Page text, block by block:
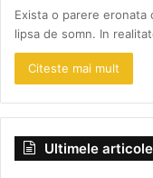
Exista o parere
lipsa de somn. In
Citeste mai mult
Ultimele articole